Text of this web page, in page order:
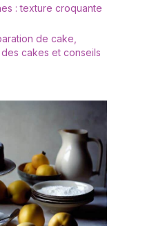
de mariage, les
fille, etc.
: texture croquante
de cake
cakes et conseils